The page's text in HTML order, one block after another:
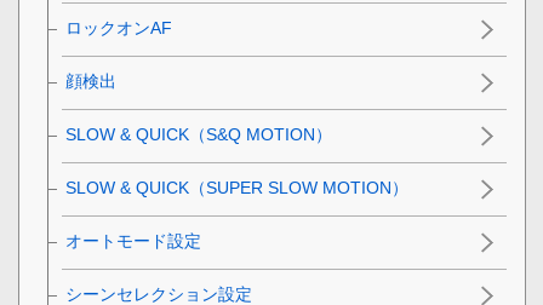
ロックオンAF
顔検出
SLOW & QUICK（S&Q MOTION）
SLOW & QUICK（SUPER SLOW MOTION）
オートモード設定
シーンセレクション設定